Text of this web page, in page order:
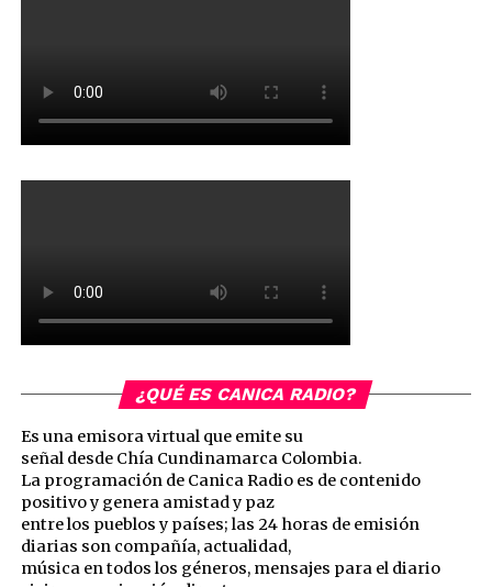
¿QUÉ ES CANICA RADIO?
Es una emisora virtual que emite su
señal desde Chía Cundinamarca Colombia.
La programación de Canica Radio es de contenido
positivo y genera amistad y paz
entre los pueblos y países; las 24 horas de emisión
diarias son compañía, actualidad,
música en todos los géneros, mensajes para el diario